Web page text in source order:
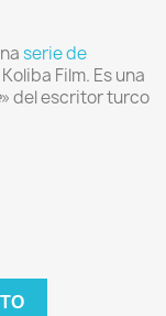
serie de
Film. Es una
» del escritor turco